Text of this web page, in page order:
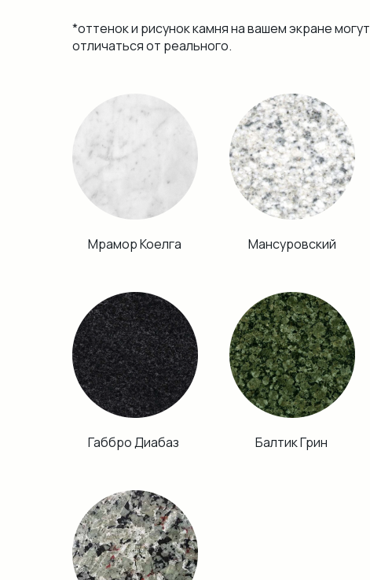
Мансуровский
Мрамор Коелга
*оттенок и рисунок камня на вашем экране могут
отличаться от реального.
Габбро Диабаз Балтик Грин